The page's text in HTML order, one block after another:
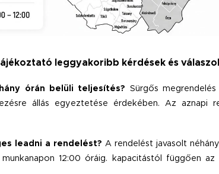
leggyakoribb kérdések és
órán belüli teljesítés? Sürgős
állás egyeztetése érdekében. Az aznapi
leadni a rendelést? A rendelést javasolt
12:00 óráig. kapacitástól függően